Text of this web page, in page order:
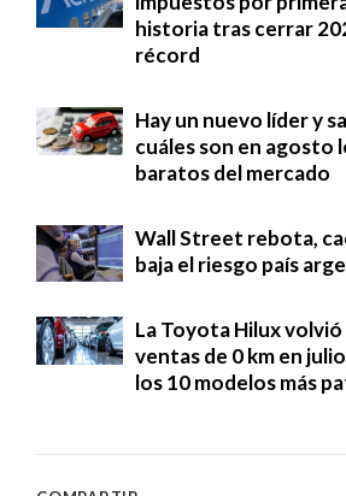
historia tras cerrar
récord
Hay un nuevo líder y
cuáles son en agosto
baratos del mercado
Wall Street rebota,
baja el riesgo país
La Toyota Hilux volvió
ventas de 0 km en
los 10 modelos más